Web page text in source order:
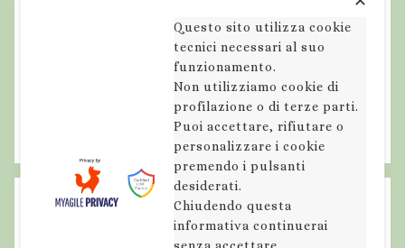
Questo sito utilizza cookie
tecnici necessari al suo
funzionamento.
Non utilizziamo cookie di
profilazione o di terze parti.
Puoi accettare, rifiutare o
personalizzare i cookie
premendo i pulsanti
desiderati.
Chiudendo questa
informativa continuerai